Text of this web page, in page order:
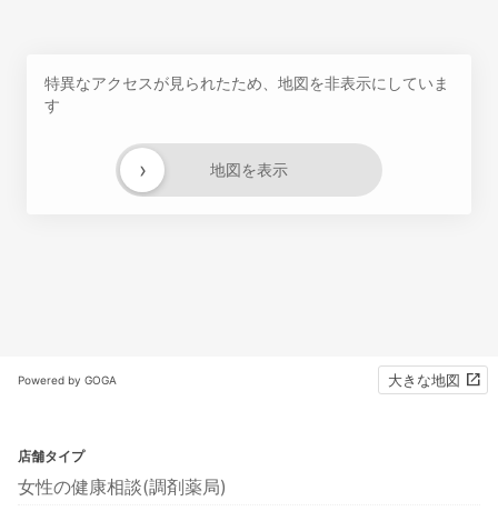
特異なアクセスが見られたため、地図を非表示にしていま
す
地図を表示
›
Powered by GOGA 大きな地図
店舗タイプ
女性の健康相談(調剤薬局)